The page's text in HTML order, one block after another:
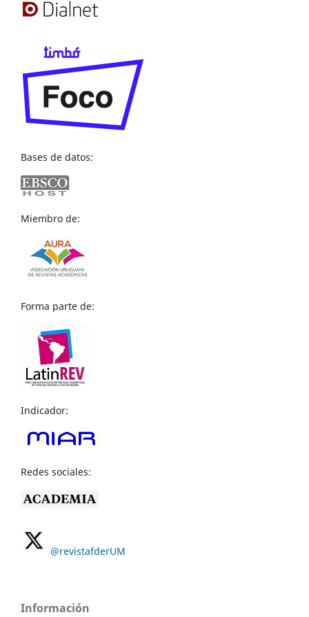
Bases de datos:
Miembro de:
Forma parte de:
Indicador:
Redes sociales:
@revistafderUM
Información